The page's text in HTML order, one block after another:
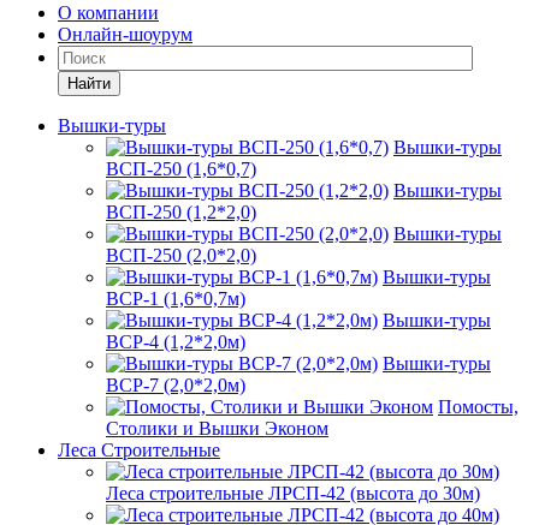
О компании
Онлайн-шоурум
Найти
Вышки-туры
Вышки-туры
ВСП-250 (1,6*0,7)
Вышки-туры
ВСП-250 (1,2*2,0)
Вышки-туры
ВСП-250 (2,0*2,0)
Вышки-туры
ВСР-1 (1,6*0,7м)
Вышки-туры
ВСР-4 (1,2*2,0м)
Вышки-туры
ВСР-7 (2,0*2,0м)
Помосты,
Столики и Вышки Эконом
Леса Строительные
Леса строительные ЛРСП-42 (высота до 30м)